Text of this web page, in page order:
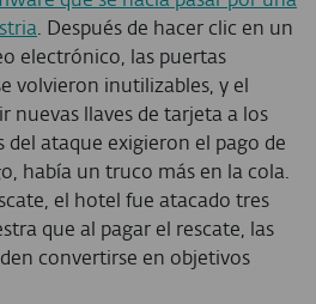
. Después de hacer clic en un
electrónico, las puertas
volvieron inutilizables, y el
nuevas llaves de tarjeta a los
del ataque exigieron el pago de
había un truco más en la cola.
el hotel fue atacado tres
que al pagar el rescate, las
convertirse en objetivos